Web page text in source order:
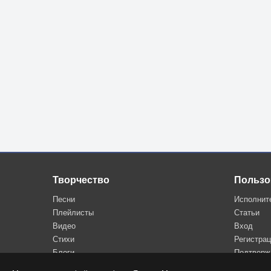
Слезу лишь вытрешь, в уголочках глаз
Не исчезают навсегда у нас
Ведь то что было — было всё впервые
Творчество
Песни
Плейлисты
Видео
Стихи
Блоги
Статьи
Вход